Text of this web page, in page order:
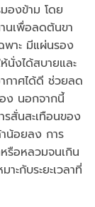
องข้าม โดย
นเพื่อลดต้นขา
พาะ มีแผ่นรอง
นั่งได้สบายและ
กาศได้ดี ช่วยลด
อง นอกจากนี้
สั่นสะเทือนของ
าน้อยลง การ
รือหลวมจนเกิน
ะกับระยะเวลาที่